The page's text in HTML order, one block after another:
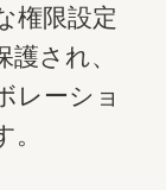
権限設定
され、
レーショ